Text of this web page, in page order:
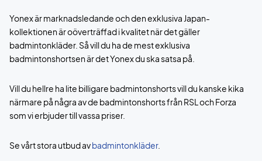
Yonex är marknadsledande och den exklusiva Japan-
kollektionen är oöverträffad i kvalitet när det gäller
badmintonkläder. Så vill du ha de mest exklusiva
badmintonshortsen är det Yonex du ska satsa på.
Vill du hellre ha lite billigare badmintonshorts vill du kanske kika
närmare på några av de badmintonshorts från RSL och Forza
som vi erbjuder till vassa priser.
Se vårt stora utbud avbadmintonkläder.